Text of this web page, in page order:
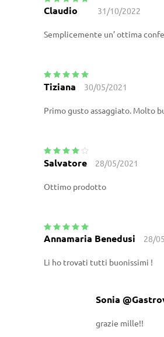
Valutato5su
5
Claudio 31/10/2022
Semplicemente un’ ottima
Valutato5su
5
Tiziana 30/05/2021
Primo gusto assaggiato. Molto
Valutato4
su 5
Salvatore 28/05/2021
Ottimo prodotto
Valutato5su
Annamaria Benedusi 28/
Li ho trovati tutti buonissimi !
Sonia
grazie mille!!